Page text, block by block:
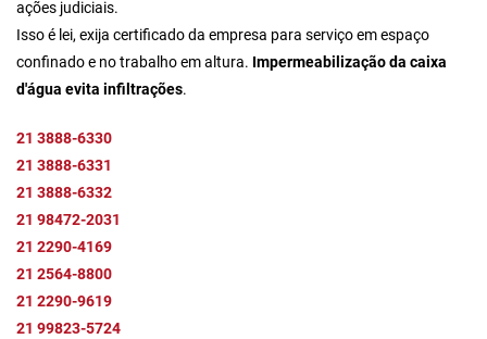
ações judiciais.
Isso é lei, exija certificado da empresa para serviço em espaço
confinado e no trabalho em altura. Impermeabilização da caixa
d'água evita infiltrações.
21 3888-6330
21 3888-6331
21 3888-6332
21 98472-2031
21 2290-4169
21 2564-8800
21 2290-9619
21 99823-5724